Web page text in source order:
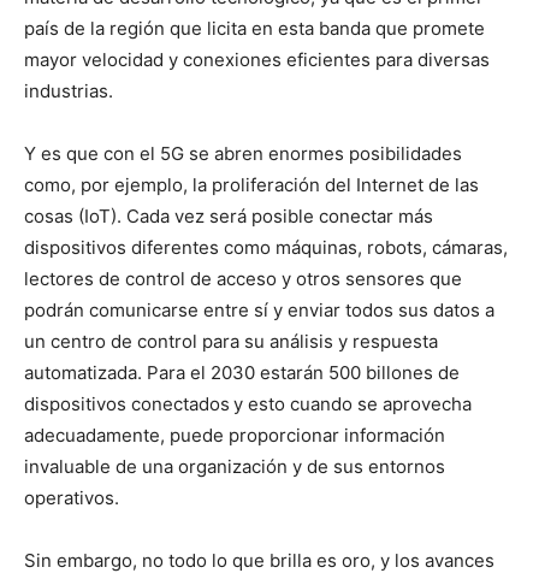
país de la región que licita en esta banda que promete
mayor velocidad y conexiones eficientes para diversas
industrias.
Y es que con el 5G se abren enormes posibilidades
como, por ejemplo, la proliferación del Internet de las
cosas (IoT). Cada vez será posible conectar más
dispositivos diferentes como máquinas, robots, cámaras,
lectores de control de acceso y otros sensores que
podrán comunicarse entre sí y enviar todos sus datos a
un centro de control para su análisis y respuesta
automatizada. Para el 2030 estarán 500 billones de
dispositivos conectados y esto cuando se aprovecha
adecuadamente, puede proporcionar información
invaluable de una organización y de sus entornos
operativos.
Sin embargo, no todo lo que brilla es oro, y los avances